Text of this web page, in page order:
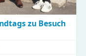
zu Besuch